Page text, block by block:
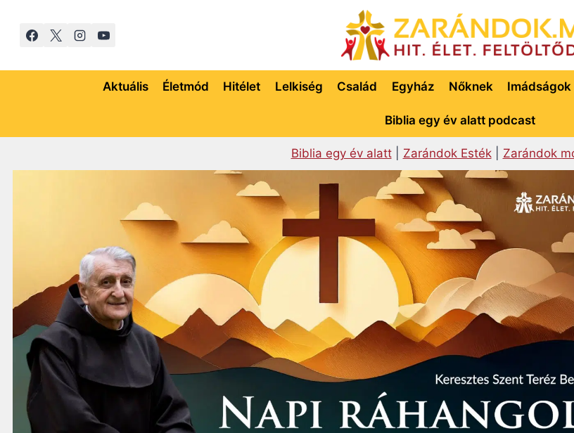
Aktuális Életmód Hitélet Lelkiség Család Egyház Nőknek Imádságok
Biblia egy év alatt podcast
Biblia egy év alatt| Zarándok Esték| Zarándok